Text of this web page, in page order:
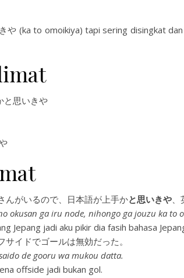
や (ka to omoikiya) tapi sering disingkat
と思いきや
んがいるので、日本語が上手かと思いきや
okusan ga iru node, nihongo ga jouzu ka to
Jepang jadi aku pikir dia fasih bahasa
サイドでゴールは無効だった。
de gooru wa mukou datta.
offside jadi bukan gol.